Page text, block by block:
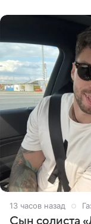
13 часов назад
Сын солиста